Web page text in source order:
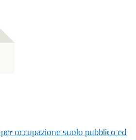
occupazione suolo pubblico ed